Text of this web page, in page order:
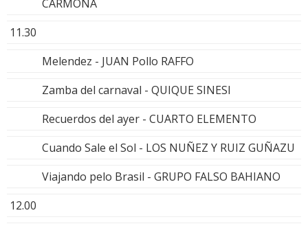
CARMONA
11.30
Melendez - JUAN Pollo RAFFO
Zamba del carnaval - QUIQUE SINESI
Recuerdos del ayer - CUARTO ELEMENTO
Cuando Sale el Sol - LOS NUÑEZ Y RUIZ GUÑAZU
Viajando pelo Brasil - GRUPO FALSO BAHIANO
12.00